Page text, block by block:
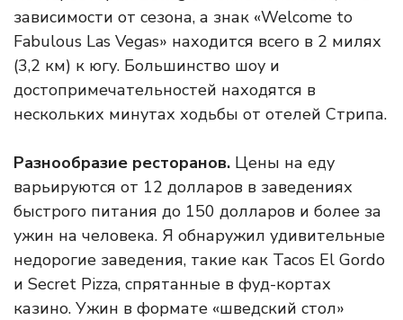
зависимости от сезона, а знак «Welcome to
Fabulous Las Vegas» находится всего в 2 милях
(3,2 км) к югу. Большинство шоу и
достопримечательностей находятся в
нескольких минутах ходьбы от отелей Стрипа.
Разнообразие ресторанов. Цены на еду
варьируются от 12 долларов в заведениях
быстрого питания до 150 долларов и более за
ужин на человека. Я обнаружил удивительные
недорогие заведения, такие как Tacos El Gordo
и Secret Pizza, спрятанные в фуд-кортах
казино. Ужин в формате «шведский стол»